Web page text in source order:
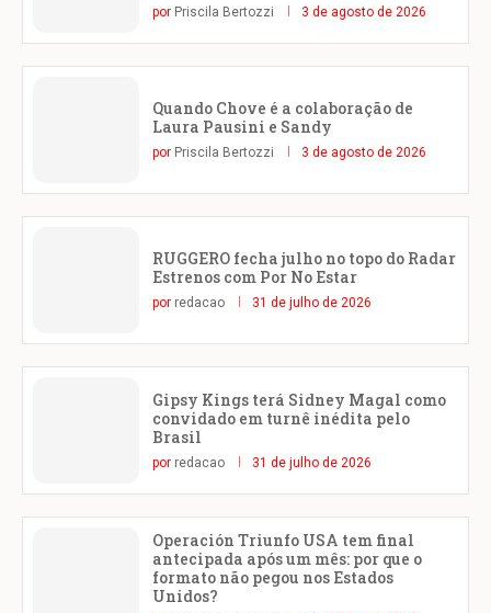
por Priscila Bertozzi 3 de agosto de 2026
Quando Chove é a colaboração de
Laura Pausini e Sandy
por Priscila Bertozzi 3 de agosto de 2026
RUGGERO fecha julho no topo do Radar
Estrenos com Por No Estar
por redacao 31 de julho de 2026
Gipsy Kings terá Sidney Magal como
convidado em turnê inédita pelo
Brasil
por redacao 31 de julho de 2026
Operación Triunfo USA tem final
antecipada após um mês: por que o
formato não pegou nos Estados
Unidos?